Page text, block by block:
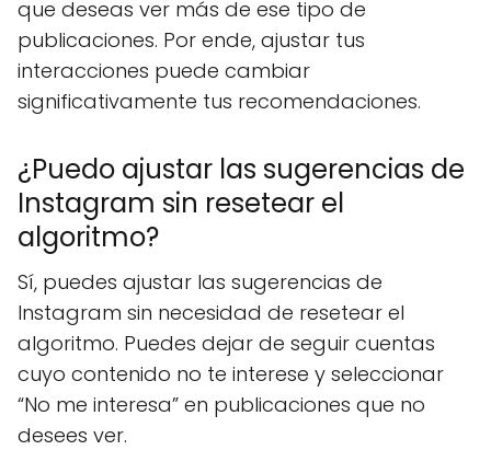
que deseas ver más de ese tipo de
publicaciones. Por ende, ajustar tus
interacciones puede cambiar
significativamente tus recomendaciones.
¿Puedo ajustar las sugerencias de
Instagram sin resetear el
algoritmo?
Sí, puedes ajustar las sugerencias de
Instagram sin necesidad de resetear el
algoritmo. Puedes dejar de seguir cuentas
cuyo contenido no te interese y seleccionar
“No me interesa” en publicaciones que no
desees ver.